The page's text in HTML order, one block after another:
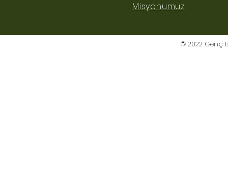
Misyonumuz
© 2022 Genç